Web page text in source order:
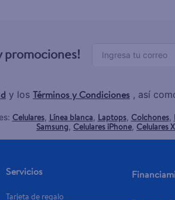
promociones!
y los Términos y Condiciones , así
Celulares, Línea blanca, Laptops, Colchones,
Samsung, Celulares iPhone, Celulares
Servicios
Tarjeta de regalo